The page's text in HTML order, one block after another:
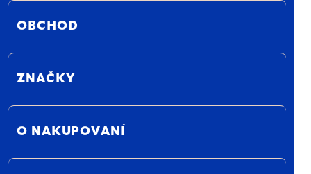
OBCHOD
ZNAČKY
O NAKUPOVANÍ